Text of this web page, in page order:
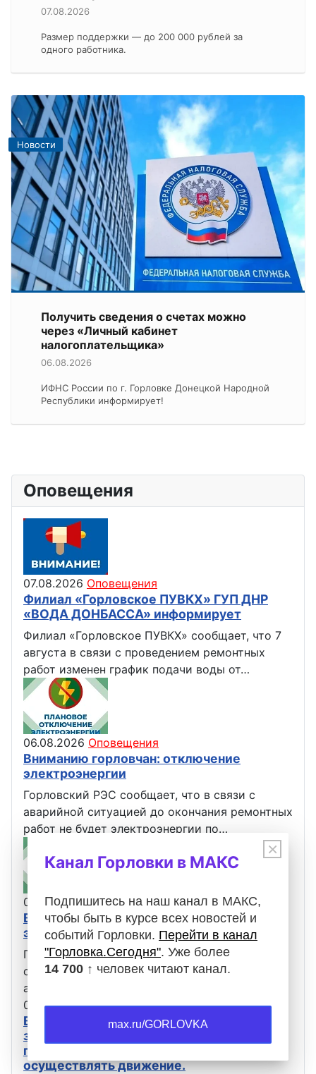
07.08.2026
Размер поддержки — до 200 000 рублей за
одного работника.
Новости
Получить сведения о счетах можно
через «Личный кабинет
налогоплательщика»
06.08.2026
ИФНС России по г. Горловке Донецкой Народной
Республики информирует!
Оповещения
07.08.2026 Оповещения
Филиал «Горловское ПУВКХ» ГУП ДНР
«ВОДА ДОНБАССА» информирует
Филиал «Горловское ПУВКХ» сообщает, что 7
августа в связи с проведением ремонтных
работ изменен график подачи воды от…
06.08.2026 Оповещения
Вниманию горловчан: отключение
электроэнергии
Горловский РЭС сообщает, что в связи с
аварийной ситуацией до окончания ремонтных
работ не будет электроэнергии по…
06.08.2026 Оповещения
Вниманию горловчан: отключение
электроэнергии
Горловский Восточный РЭС сообщает, что в
связи с проведением ремонтных работ 7
августа с 09:00 до 15:00 не будет…
05.08.2026 Оповещения
В связи с проведением ремонтных работ
завтра, 6 августа, автобусы, следующие
по маршрутам 16 и 18, не будут
осуществлять движение.
×
Канал Горловки в МАКС
Подпишитесь на наш канал в МАКС,
чтобы быть в курсе всех новостей и
событий Горловки. Перейти в канал
"Горловка.Сегодня". Уже более
14 700 ↑ человек читают канал.
max.ru/GORLOVKA